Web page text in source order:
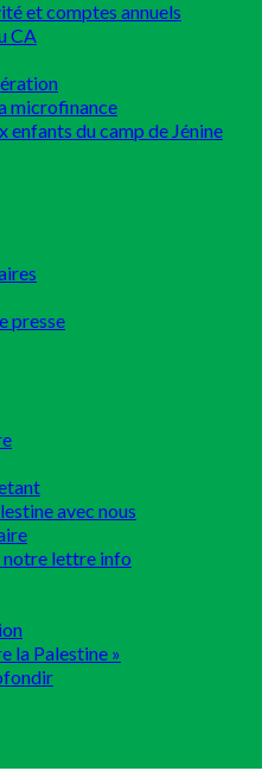
et comptes annuels
CA
microfinance
enfants du camp de Jénine
presse
avec nous
notre lettre info
la Palestine »